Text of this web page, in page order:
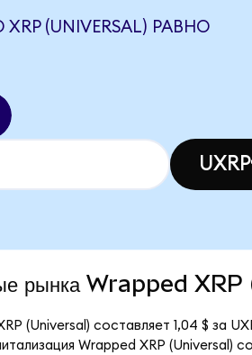
XRP (UNIVERSAL) РАВНО
UXRP
рынка Wrapped
(Universal) составляет 1,04 $ за
Wrapped XRP (Universal)